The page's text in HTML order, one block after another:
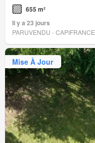
655 m²
Il y a 23 jours
PARUVENDU - CAPIFRANCE
Mise À Jour